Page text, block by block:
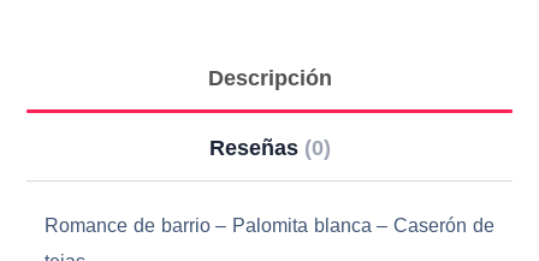
Descripción
Reseñas (0)
Romance de barrio – Palomita blanca – Caserón de